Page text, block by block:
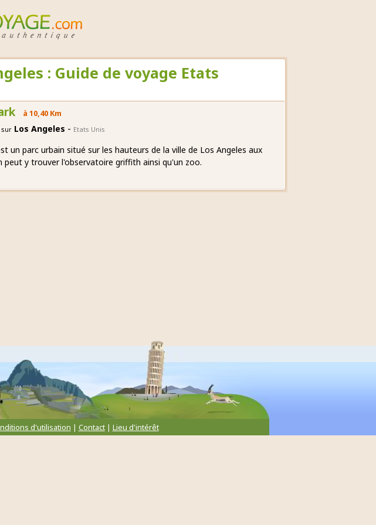
: Guide de voyage Etats
à 10,40 Km
sur Los Angeles - Etats Unis
un parc urbain situé sur les hauteurs de la ville de Los Angeles aux
peut y trouver l'observatoire griffith ainsi qu'un zoo.
d'utilisation | Contact| Lieu d'intérêt